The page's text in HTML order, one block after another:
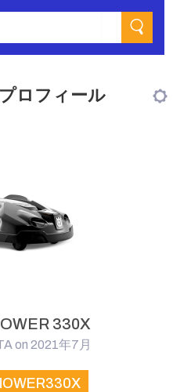
ロフィール
330X
on 2021年7月